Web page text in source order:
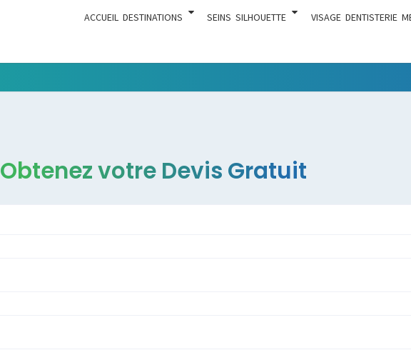
ACCUEIL DESTINATIONS SEINS SILHOUETTE VISAGE DENTISTERIE
Tout Ce
Chirurgie
Esthétique
Obtenez votre Devis Gratuit